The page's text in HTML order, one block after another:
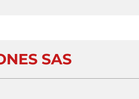
SAS